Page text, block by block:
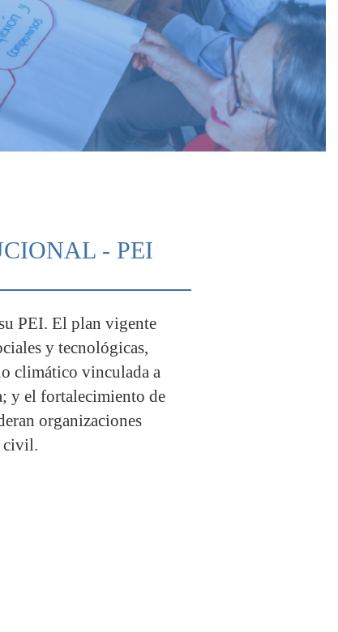
- PEI
PEI. El plan vigente
y tecnológicas,
climático vinculada a
y el fortalecimiento de
organizaciones
civil.